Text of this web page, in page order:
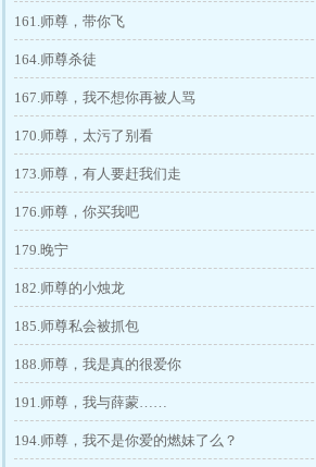
161.师尊，带你飞
164.师尊杀徒
167.师尊，我不想你再被人骂
170.师尊，太污了别看
173.师尊，有人要赶我们走
176.师尊，你买我吧
179.晚宁
182.师尊的小烛龙
185.师尊私会被抓包
188.师尊，我是真的很爱你
191.师尊，我与薛蒙……
194.师尊，我不是你爱的燃妹了么？